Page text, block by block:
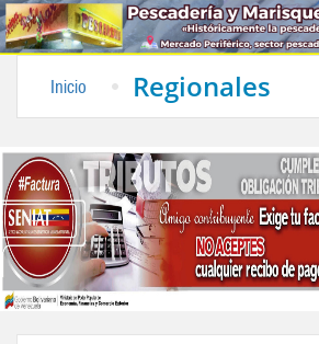
Inicio Regionales